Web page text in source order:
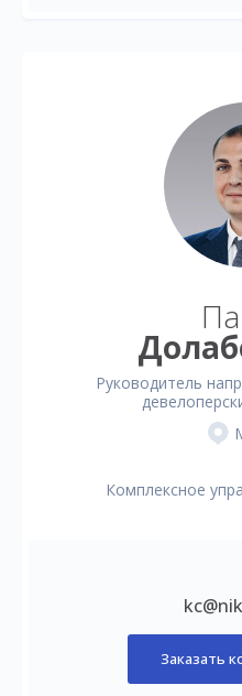
Руководитель
Комплексное
Заказать